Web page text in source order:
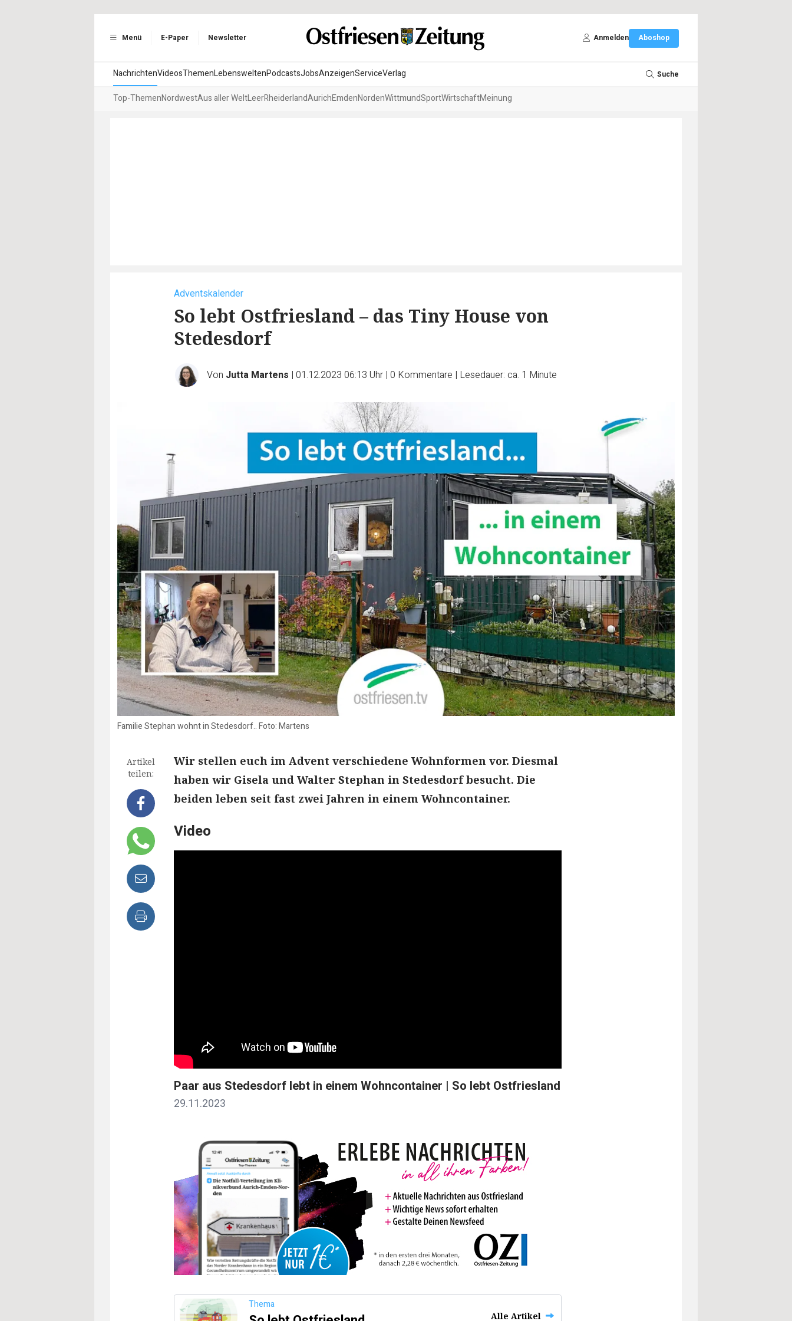
Menü E-Paper Newsletter Anmelden Aboshop
NachrichtenVideosThemenLebensweltenPodcastsJobsAnzeigenServiceVerlag Suche
Top-ThemenNordwestAus aller WeltLeerRheiderlandAurichEmdenNordenWittmundSportWirtschaftMeinung
Adventskalender
So lebt Ostfriesland – das Tiny House von
Stedesdorf
Von Jutta Martens | 01.12.2023 06:13 Uhr | 0 Kommentare | Lesedauer: ca. 1 Minute
Familie Stephan wohnt in Stedesdorf.. Foto: Martens
Artikel
teilen:
Wir stellen euch im Advent verschiedene Wohnformen vor. Diesmal
haben wir Gisela und Walter Stephan in Stedesdorf besucht. Die
beiden leben seit fast zwei Jahren in einem Wohncontainer.
Video
Paar aus Stedesdorf lebt in einem Wohncontainer | So lebt Ostfriesland
29.11.2023
Thema
Alle Artikel